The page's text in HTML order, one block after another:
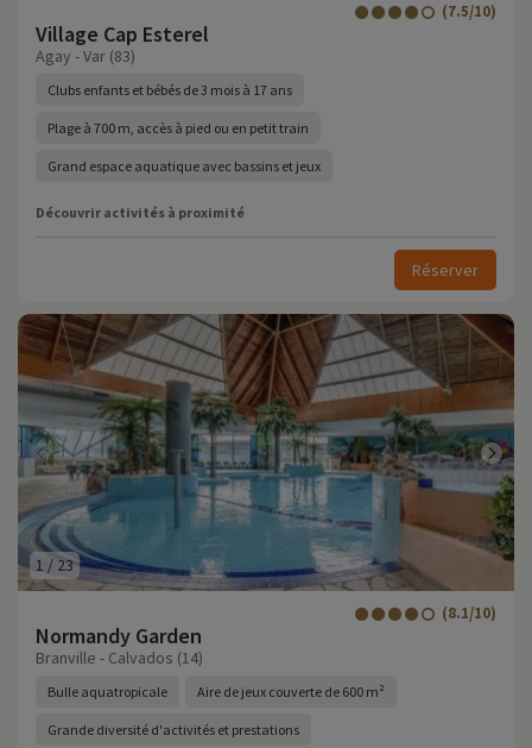
Village Cap Esterel
(7.5/10)
Agay - Var (83)
Clubs enfants et bébés de 3 mois à 17 ans
Plage à 700 m, accès à pied ou en petit train
Grand espace aquatique avec bassins et jeux
Découvrir activités à proximité
Réserver
1 / 23
Normandy Garden
(8.1/10)
Branville - Calvados (14)
Bulle aquatropicale Aire de jeux couverte de 600 m²
Grande diversité d'activités et prestations